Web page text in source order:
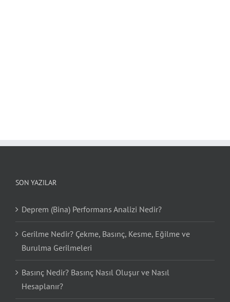
SON YAZILAR
Deprem (Bina) Performans Analizi Nedir?
Gerilme Nedir? Çekme, Basınç, Kesme, Eğilme ve
Burulma Gerilmeleri
Basınç Nedir? Basınç Nasıl Oluşur ve Nasıl
Hesaplanır?